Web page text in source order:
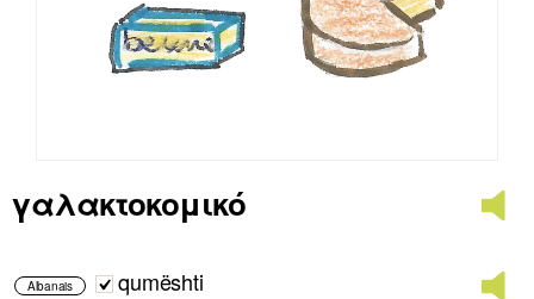
γαλακτοκομικό
Albanais qumështi